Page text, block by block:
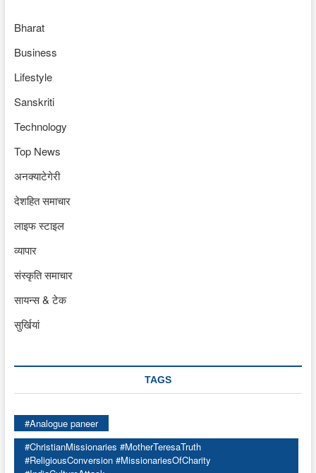
Bharat
Business
Lifestyle
Sanskriti
Technology
Top News
अनक्याटेगेरी
देशहित समाचार
लाइफ स्टाइल
व्यापार
संस्कृति समाचार
सायन्स & टेक
सुर्खियां
TAGS
#Analogue paneer
#ChristianMissionaries #MotherTeresaTruth
#ReligiousConversion #MissionariesOfCharity